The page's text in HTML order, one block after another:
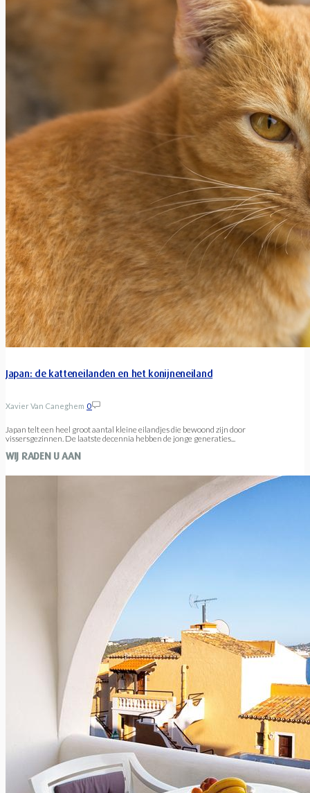
Japan: de katteneilanden en het konijneneiland
Xavier Van Caneghem 0
Japan telt een heel groot aantal kleine eilandjes die bewoond zijn door
vissersgezinnen. De laatste decennia hebben de jonge generaties...
WIJ RADEN U AAN